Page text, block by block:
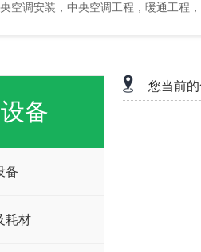
空调安装，中央空调工程，暖通工程
备
备
耗材
您当前的